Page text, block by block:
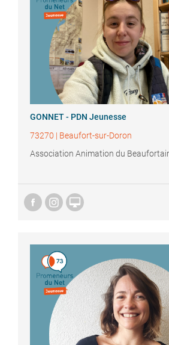
GONNET - PDN Jeunesse
73270 | Beaufort-sur-Doron
Association Animation du
